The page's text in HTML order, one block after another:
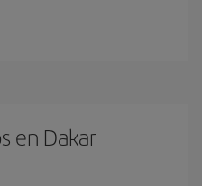
en Dakar